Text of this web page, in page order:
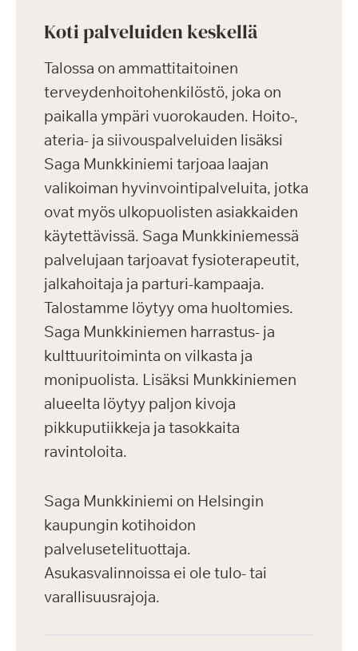
Koti palveluiden keskellä
Talossa on ammattitaitoinen
terveydenhoitohenkilöstö, joka on
paikalla ympäri vuorokauden. Hoito-,
ateria- ja siivouspalveluiden lisäksi
Saga Munkkiniemi tarjoaa laajan
valikoiman hyvinvointipalveluita, jotka
ovat myös ulkopuolisten asiakkaiden
käytettävissä. Saga Munkkiniemessä
palvelujaan tarjoavat fysioterapeutit,
jalkahoitaja ja parturi-kampaaja.
Talostamme löytyy oma huoltomies.
Saga Munkkiniemen harrastus- ja
kulttuuritoiminta on vilkasta ja
monipuolista. Lisäksi Munkkiniemen
alueelta löytyy paljon kivoja
pikkuputiikkeja ja tasokkaita
ravintoloita.
Saga Munkkiniemi on Helsingin
kaupungin kotihoidon
palvelusetelituottaja.
Asukasvalinnoissa ei ole tulo- tai
varallisuusrajoja.